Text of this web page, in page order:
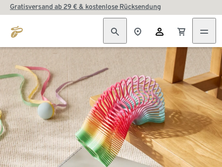
Gratisversand ab 29 € & kostenlose Rücksendung